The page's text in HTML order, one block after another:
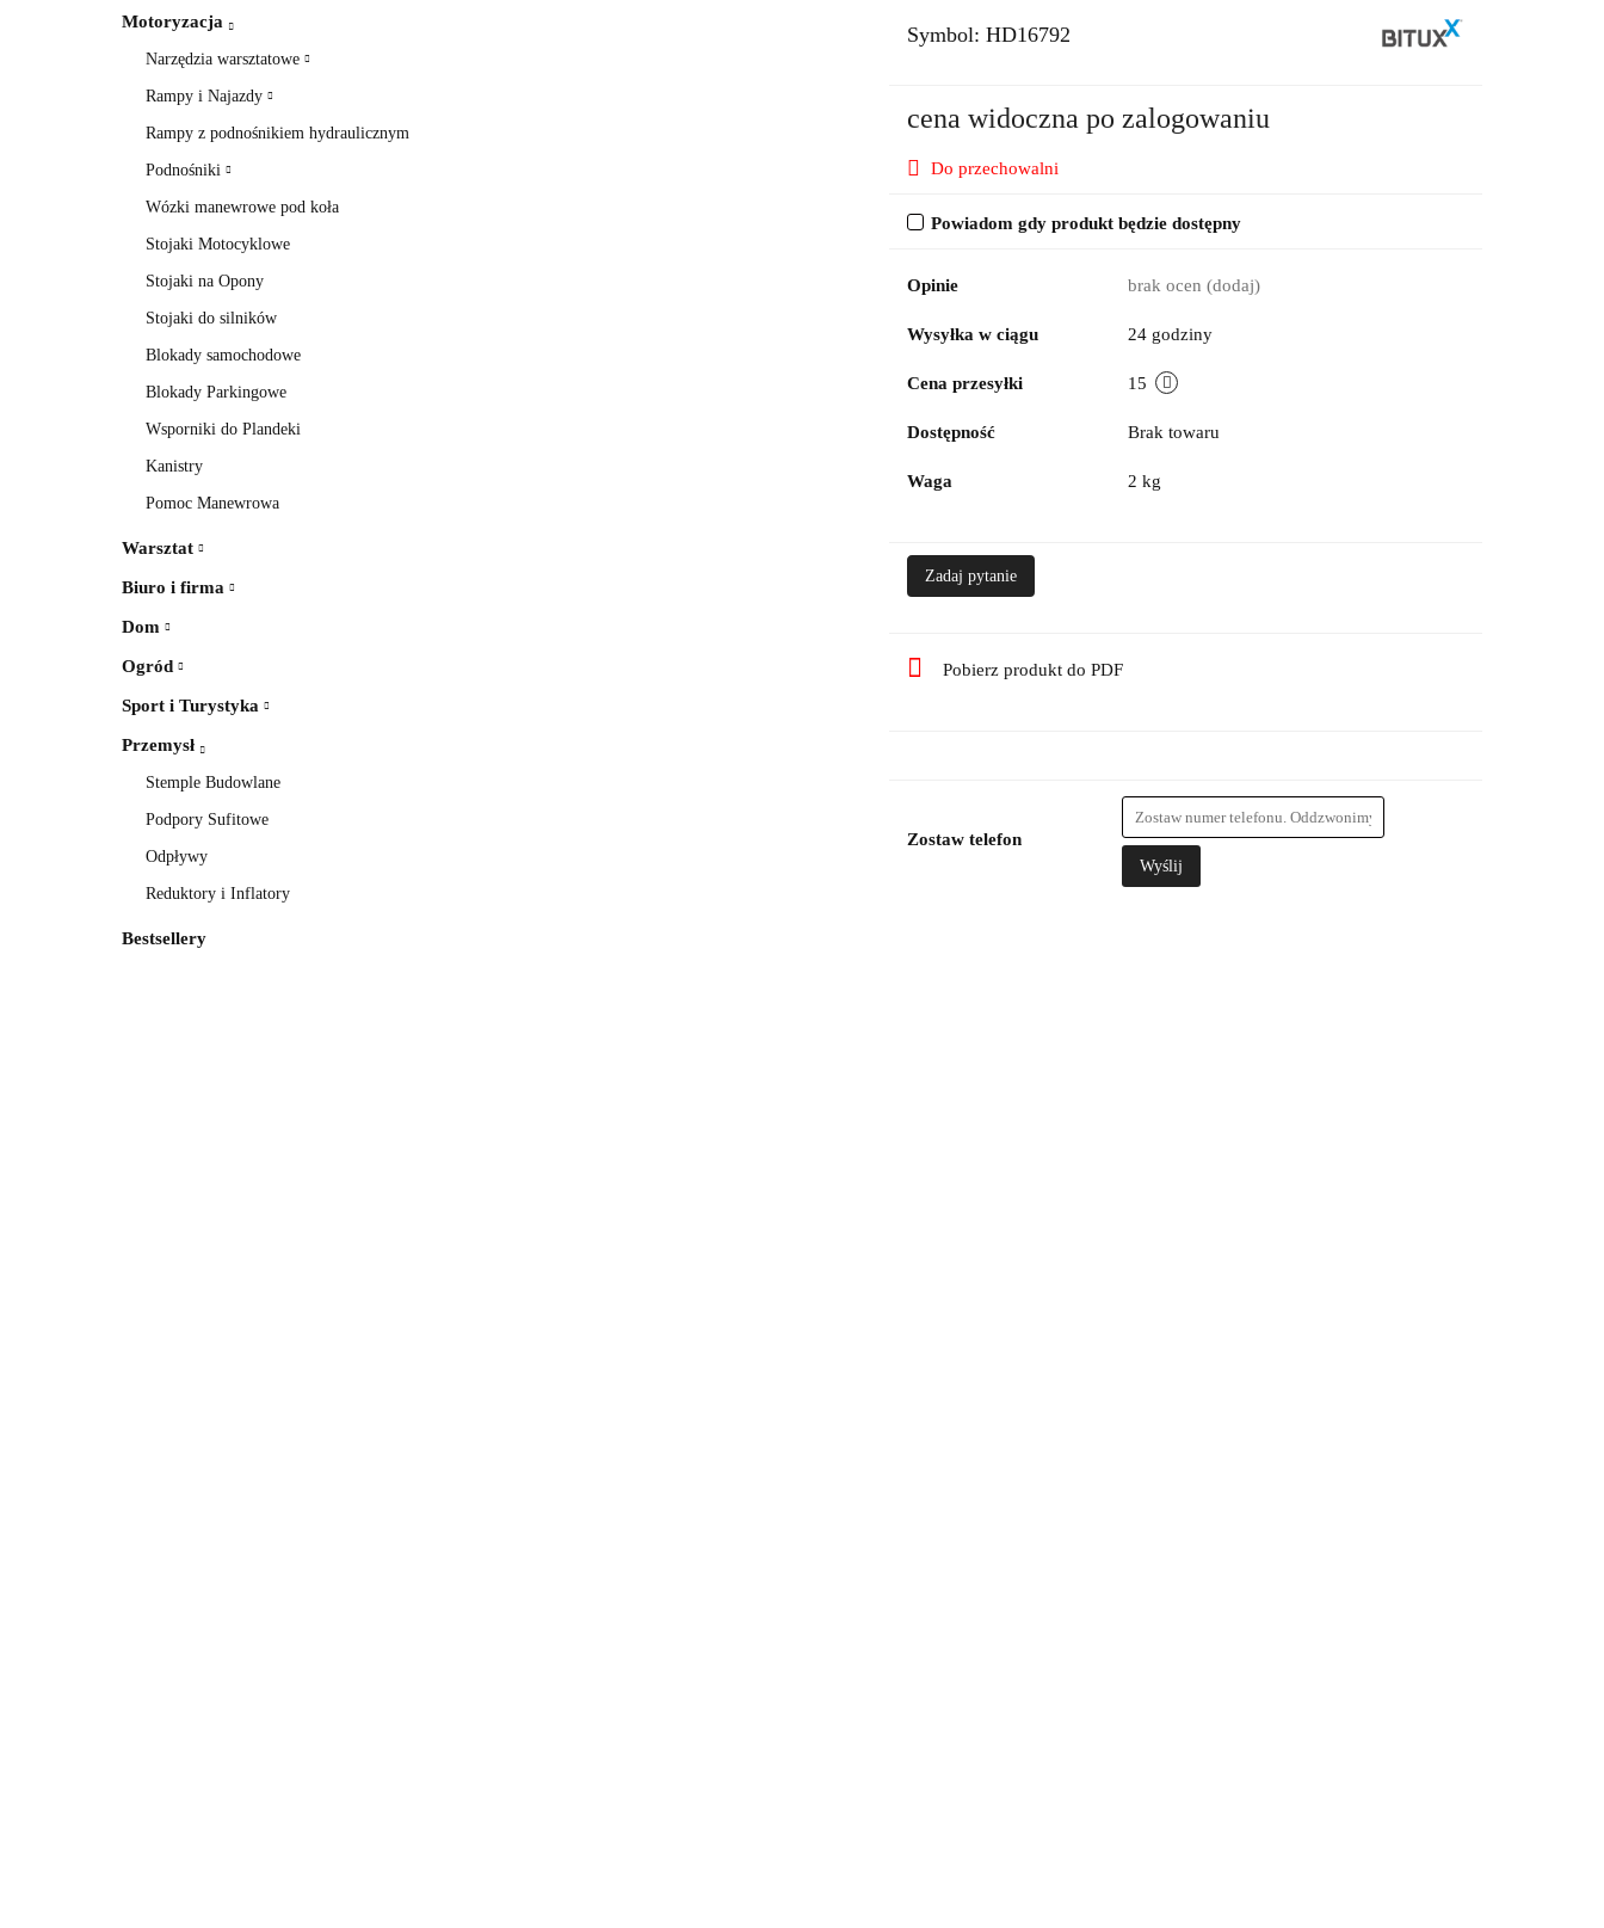
Motoryzacja
Narzędzia warsztatowe
Rampy i Najazdy
Rampy z podnośnikiem hydraulicznym
Podnośniki
Wózki manewrowe pod koła
Stojaki Motocyklowe
Stojaki na Opony
Stojaki do silników
Blokady samochodowe
Blokady Parkingowe
Wsporniki do Plandeki
Kanistry
Pomoc Manewrowa
Warsztat
Biuro i firma
Dom
Ogród
Sport i Turystyka
Przemysł
Stemple Budowlane
Podpory Sufitowe
Odpływy
Reduktory i Inflatory
Bestsellery
Symbol:HD16792
cena widoczna po zalogowaniu
Do przechowalni
Powiadom gdy produkt będzie dostępny
Opinie brak ocen(dodaj)
Wysyłka w ciągu 24 godziny
Cena przesyłki 15
Dostępność Brak towaru
Waga 2 kg
Zadaj pytanie
Pobierz produkt do PDF
Zostaw telefon
Wyślij